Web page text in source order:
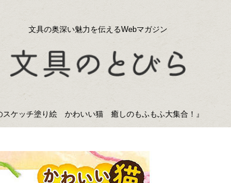
文具の奥深い魅力を伝えるWebマガジン
スケッチ塗り絵 かわいい猫 癒しのもふもふ大集合！』